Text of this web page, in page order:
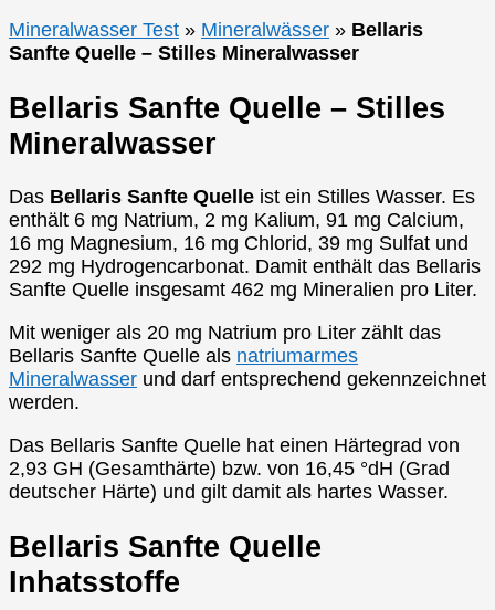
Mineralwasser Test » Mineralwässer » Bellaris
Sanfte Quelle – Stilles Mineralwasser
Bellaris Sanfte Quelle – Stilles
Mineralwasser
Das Bellaris Sanfte Quelle ist ein Stilles Wasser. Es
enthält 6 mg Natrium, 2 mg Kalium, 91 mg Calcium,
16 mg Magnesium, 16 mg Chlorid, 39 mg Sulfat und
292 mg Hydrogencarbonat. Damit enthält das Bellaris
Sanfte Quelle insgesamt 462 mg Mineralien pro Liter.
Mit weniger als 20 mg Natrium pro Liter zählt das
Bellaris Sanfte Quelle als natriumarmes
Mineralwasser und darf entsprechend gekennzeichnet
werden.
Das Bellaris Sanfte Quelle hat einen Härtegrad von
2,93 GH (Gesamthärte) bzw. von 16,45 °dH (Grad
deutscher Härte) und gilt damit als hartes Wasser.
Bellaris Sanfte Quelle
Inhatsstoffe